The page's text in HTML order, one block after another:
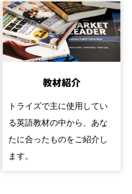
教材紹介
トライズで主に使用してい
る英語教材の中から、あな
たに合ったものをご紹介し
ます。